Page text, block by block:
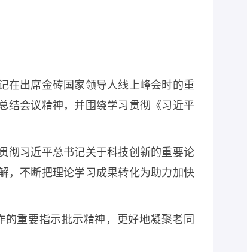
在出席金砖国家领导人线上峰会时的重
结会议精神，并围绕学习贯彻《习近平
彻习近平总书记关于科技创新的重要论
，不断把理论学习成果转化为助力加快
重要指示批示精神，更好地凝聚老同